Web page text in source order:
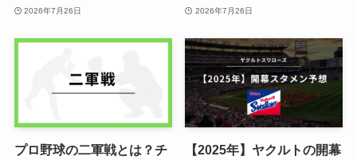
2026年7月26日 2026年7月26日
プロ野球の二軍戦とは？チ
【2025年】ヤクルトの開幕